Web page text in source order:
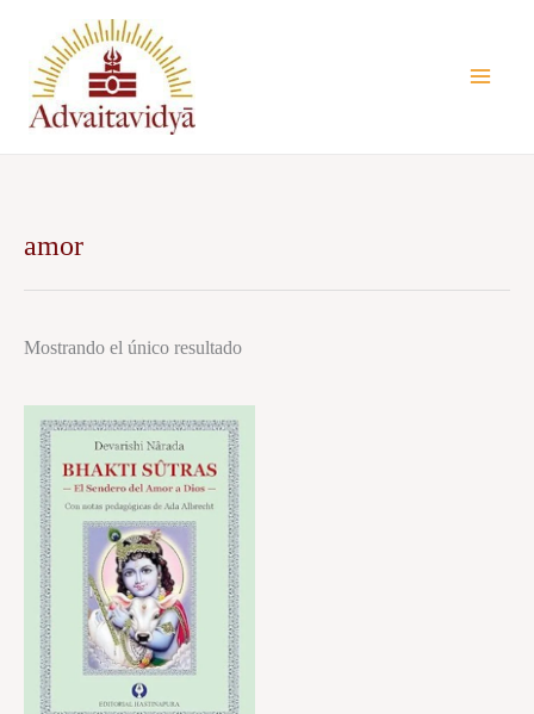
contenido
amor
Mostrando el único resultado